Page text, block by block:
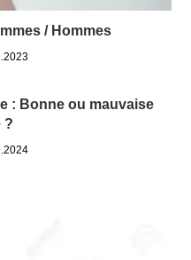
/ Hommes
: Bonne ou mauvaise
?